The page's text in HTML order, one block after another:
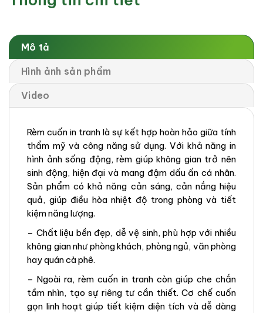
Mô tả
Hình ảnh sản phẩm
Video
Rèm cuốn in tranh là sự kết hợp hoàn hảo giữa tính
thẩm mỹ và công năng sử dụng. Với khả năng in
hình ảnh sống động, rèm giúp không gian trở nên
sinh động, hiện đại và mang đậm dấu ấn cá nhân.
Sản phẩm có khả năng cản sáng, cản nắng hiệu
quả, giúp điều hòa nhiệt độ trong phòng và tiết
kiệm năng lượng.
– Chất liệu bền đẹp, dễ vệ sinh, phù hợp với nhiều
không gian như phòng khách, phòng ngủ, văn phòng
hay quán cà phê.
– Ngoài ra, rèm cuốn in tranh còn giúp che chắn
tầm nhìn, tạo sự riêng tư cần thiết. Cơ chế cuốn
gọn linh hoạt giúp tiết kiệm diện tích và dễ dàng